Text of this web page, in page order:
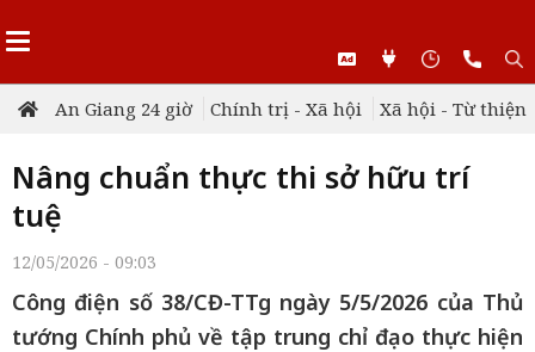
An Giang 24 giờ Chính trị - Xã hội Xã hội - Từ thiện
Nâng chuẩn thực thi sở hữu trí
tuệ
12/05/2026 - 09:03
Công điện số 38/CĐ-TTg ngày 5/5/2026 của Thủ
tướng Chính phủ về tập trung chỉ đạo thực hiện